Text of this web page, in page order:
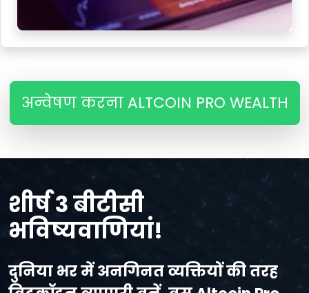
अन्वेषण करना ALTCOIN PRO WEALTH
शीर्ष 3 बीटीसी
भविष्यवाणियां!
दुनिया भर में अनगिनत व्यक्तियों की तरह